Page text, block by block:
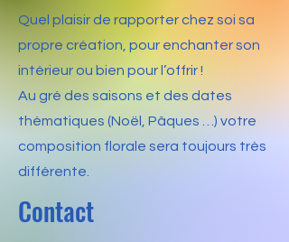
Quel plaisir de rapporter chez soi sa
propre création, pour enchanter son
intérieur ou bien pour l’offrir !
Au gré des saisons et des dates
thématiques (Noël, Pâques …) votre
composition florale sera toujours très
différente.
Contact